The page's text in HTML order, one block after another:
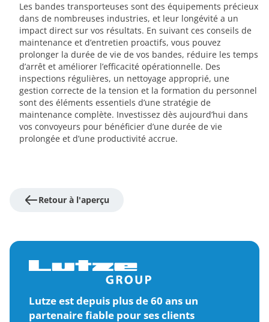
Les bandes transporteuses sont des équipements précieux
dans de nombreuses industries, et leur longévité a un
impact direct sur vos résultats. En suivant ces conseils de
maintenance et d’entretien proactifs, vous pouvez
prolonger la durée de vie de vos bandes, réduire les temps
d’arrêt et améliorer l’efficacité opérationnelle. Des
inspections régulières, un nettoyage approprié, une
gestion correcte de la tension et la formation du personnel
sont des éléments essentiels d’une stratégie de
maintenance complète. Investissez dès aujourd’hui dans
vos convoyeurs pour bénéficier d’une durée de vie
prolongée et d’une productivité accrue.
Retour à l'aperçu
Lutze est depuis plus de 60 ans un
partenaire fiable pour ses clients